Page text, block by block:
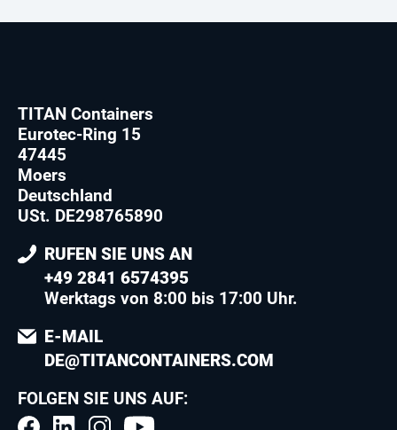
TITAN Containers
Eurotec-Ring 15
47445
Moers
Deutschland
USt. DE298765890
RUFEN SIE UNS AN
+49 2841 6574395
Werktags von 8:00 bis 17:00 Uhr.
E-MAIL
DE@TITANCONTAINERS.COM
FOLGEN SIE UNS AUF: